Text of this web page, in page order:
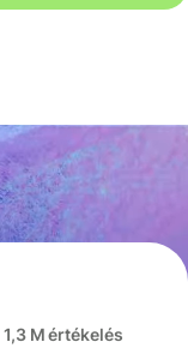
1,3 M értékelés